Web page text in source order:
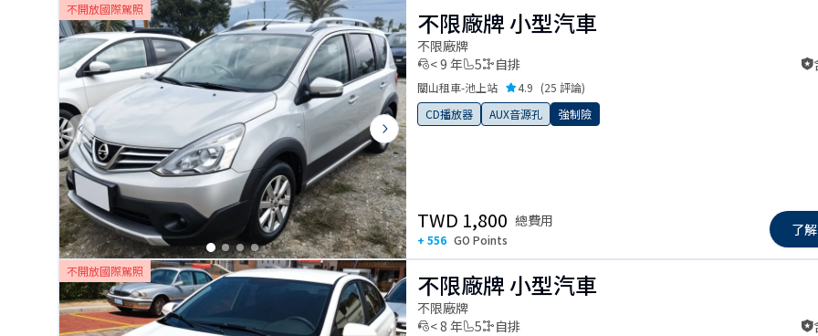
不開放國際駕照
Previous slide Next slide
不限廠牌 小型汽車
不限廠牌
< 9 年
5 自排
關山租車-池上站 4.9 (25 評論)
CD播放器
AUX音源孔 強制險
TWD 1,800 總費用
+ 556 GO Points
了
不開放國際駕照 不限廠牌 小型汽車
不限廠牌
< 8 年
5 自排